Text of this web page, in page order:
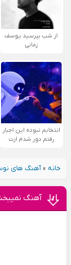
از شب بپرسید یوسف
زمانی
انتخابم نبوده این اجبار
رفتم دور شدم ازت
خانه»آهنگ های
آهنگ